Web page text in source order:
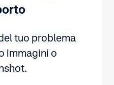
tuo problema
immagini o